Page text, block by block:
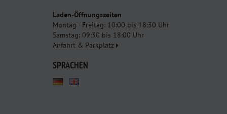
Laden-Öffnungszeiten
Montag - Freitag: 10:00 bis 18:30 Uhr
Samstag: 09:30 bis 18:00 Uhr
Anfahrt & Parkplatz
SPRACHEN